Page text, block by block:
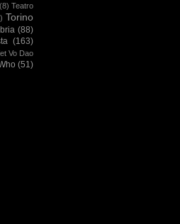
(8) Teatro
Torino
(88)
(163)
Vo Dao
(51)